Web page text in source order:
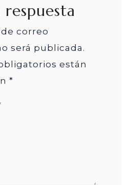
correo
será publicada.
están
*